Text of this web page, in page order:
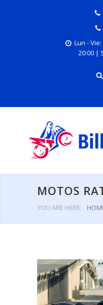
Lun -
20:00 |
MOTOS
YOU ARE HERE: